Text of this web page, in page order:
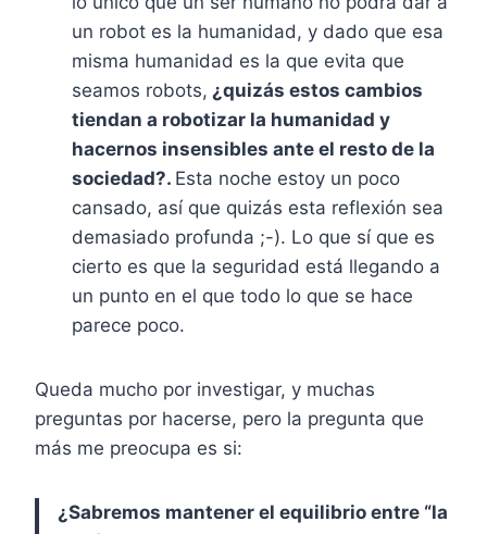
un robot es la humanidad, y dado que esa
misma humanidad es la que evita que
seamos robots, ¿quizás estos cambios
tiendan a robotizar la humanidad y
hacernos insensibles ante el resto de la
sociedad?. Esta noche estoy un poco
cansado, así que quizás esta reflexión sea
demasiado profunda ;-). Lo que sí que es
cierto es que la seguridad está llegando a
un punto en el que todo lo que se hace
parece poco.
Queda mucho por investigar, y muchas
preguntas por hacerse, pero la pregunta que
más me preocupa es si:
¿Sabremos mantener el equilibrio entre “la